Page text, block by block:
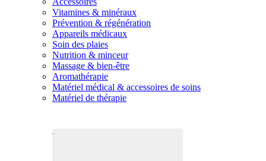
Vitamines & minéraux
Prévention & régénération
Appareils médicaux
Soin des plaies
Nutrition & minceur
Massage & bien-être
Aromathérapie
Matériel médical & accessoires de soins
Matériel de thérapie